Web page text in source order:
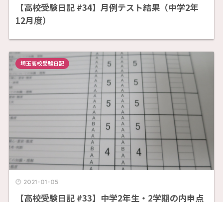
【高校受験日記 #34】月例テスト結果（中学2年
12月度）
2021-01-05
【高校受験日記 #33】中学2年生・2学期の内申点
埼玉高校受験日記